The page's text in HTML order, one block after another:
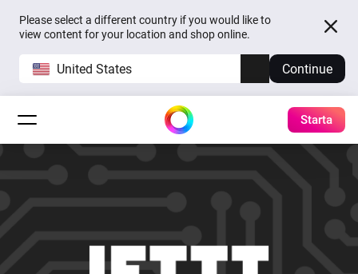
Please select a different country if you would like to
view content for your location and shop online.
United States Continue
Starta